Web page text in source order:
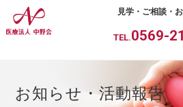
見学・ご相談・
TEL.0569-
お知らせ・活動報告